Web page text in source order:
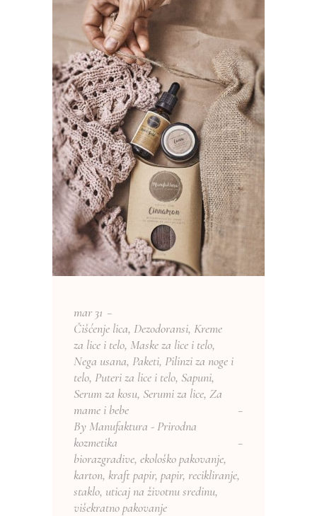
mar 31
Čišćenje lica, Dezodoransi, Kreme
za lice i telo, Maske za lice i telo,
Nega usana, Paketi, Pilinzi za noge i
telo, Puteri za lice i telo, Sapuni,
Serum za kosu, Serumi za lice, Za
mame i bebe
By Manufaktura - Prirodna
kozmetika
biorazgradive, ekološko pakovanje,
karton, kraft papir, papir, recikliranje,
staklo, uticaj na životnu sredinu,
višekratno pakovanje